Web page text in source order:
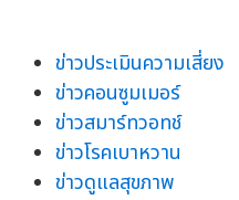
ข่าวประเมินความเสี่ยง
ข่าวคอนซูมเมอร์
ข่าวสมาร์ทวอทช์
ข่าวโรคเบาหวาน
ข่าวดูแลสุขภาพ